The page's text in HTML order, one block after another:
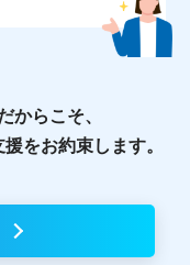
からこそ、
をお約束します。